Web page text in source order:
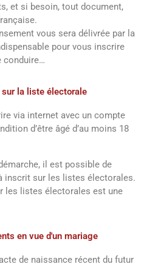
et si besoin, tout document,
vous sera délivrée par la
pour vous inscrire
conduire…
sur la liste électorale
via internet avec un compte
d’être âgé d’au moins 18
il est possible de
inscrit sur les listes électorales.
les listes électorales est une
en vue d'un mariage
de naissance récent du futur